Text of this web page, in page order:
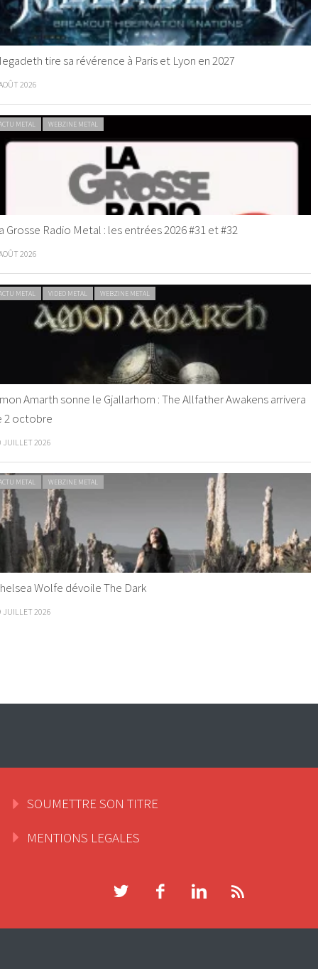
tire sa révérence à Paris et Lyon en 2027
2026
METAL WEBZINE METAL
Grosse Radio Metal : les entrées 2026 #31 et #32
2026
METAL VIDEO METAL WEBZINE METAL
Amarth sonne le Gjallarhorn : The Allfather Awakens arrivera
2 octobre
JUILLET 2026
METAL WEBZINE METAL
Wolfe dévoile The Dark
JUILLET 2026
SOUMETTRE SON TITRE
MENTIONS LEGALES